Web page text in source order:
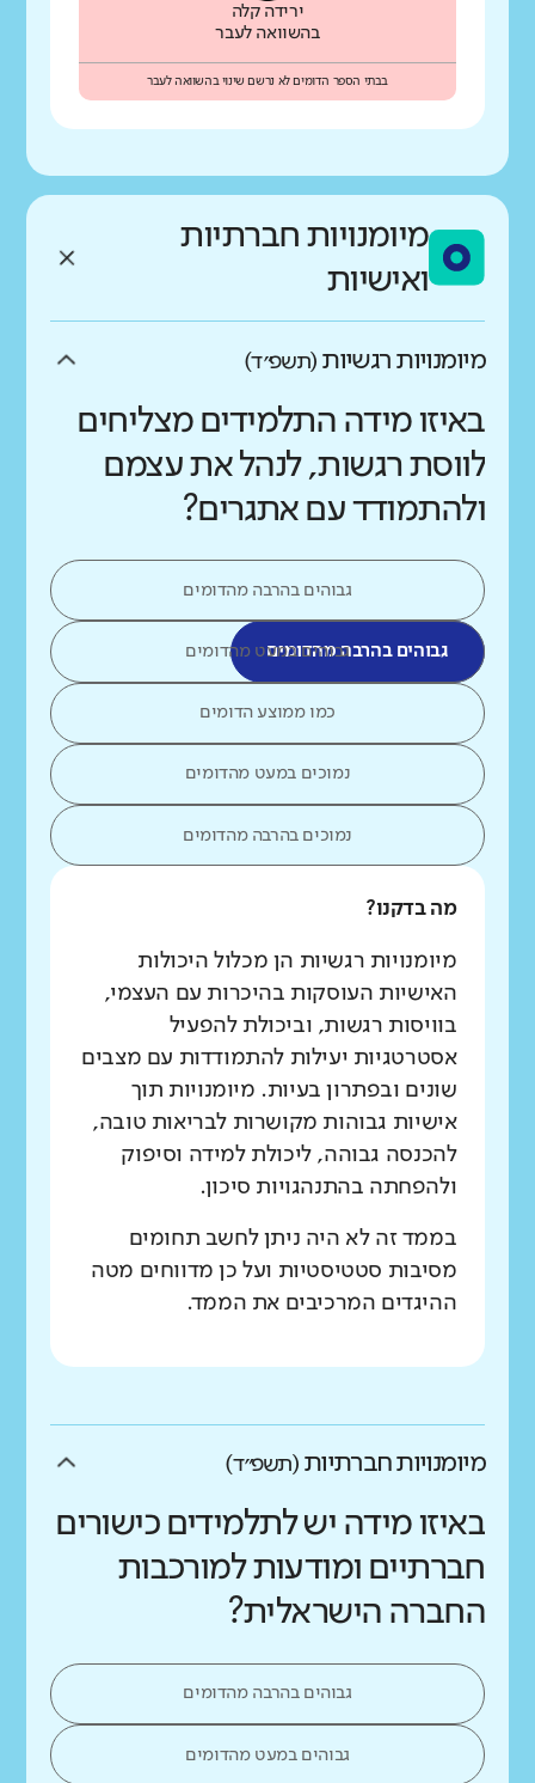
ירידה קלה
בהשוואה לעבר
בבתי הספר הדומים לא נרשם שינוי בהשוואה לעבר
מיומנויות חברתיות
ואישיות
מיומנויות רגשיות (תשפ״ד)
באיזו מידה התלמידים מצליחים
לווסת רגשות, לנהל את עצמם
ולהתמודד עם אתגרים?
גבוהים בהרבה מהדומים
גבוהים בהרבה מהדומיםגבוהים במעט מהדומים
כמו ממוצע הדומים
נמוכים במעט מהדומים
נמוכים בהרבה מהדומים
מה בדקנו?
מיומנויות רגשיות הן מכלול היכולות
האישיות העוסקות בהיכרות עם העצמי,
בוויסות רגשות, וביכולת להפעיל
אסטרטגיות יעילות להתמודדות עם מצבים
שונים ובפתרון בעיות. מיומנויות תוך
אישיות גבוהות מקושרות לבריאות טובה,
להכנסה גבוהה, ליכולת למידה וסיפוק
ולהפחתה בהתנהגויות סיכון.
בממד זה לא היה ניתן לחשב תחומים
מסיבות סטטיסטיות ועל כן מדווחים מטה
ההיגדים המרכיבים את הממד.
מיומנויות חברתיות (תשפ״ד)
באיזו מידה יש לתלמידים כישורים
חברתיים ומודעות למורכבות
החברה הישראלית?
גבוהים בהרבה מהדומים
גבוהים במעט מהדומים